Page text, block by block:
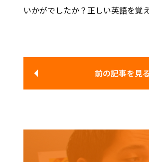
いかがでしたか？正しい英語を覚
前の記事を見る